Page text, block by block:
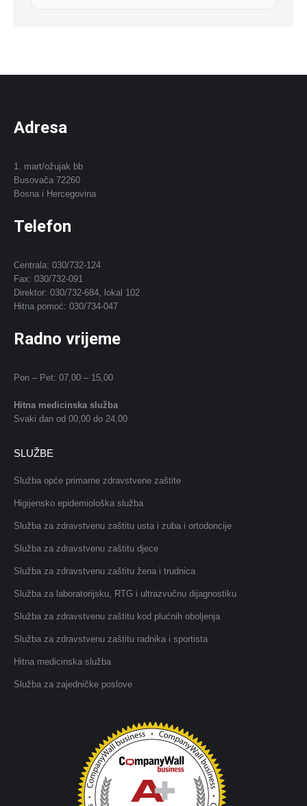
Adresa
1. mart/ožujak bb
Busovača 72260
Bosna i Hercegovina
Telefon
Centrala: 030/732-124
Fax: 030/732-091
Direktor: 030/732-684, lokal 102
Hitna pomoć: 030/734-047
Radno vrijeme
Pon – Pet: 07,00 – 15,00
Hitna medicinska služba
Svaki dan od 00,00 do 24,00
SLUŽBE
Služba opće primarne zdravstvene zaštite
Higijensko epidemiološka služba
Služba za zdravstvenu zaštitu usta i zuba i ortodoncije
Služba za zdravstvenu zaštitu djece
Služba za zdravstvenu zaštitu žena i trudnica
Služba za laboratorijsku, RTG i ultrazvučnu dijagnostiku
Služba za zdravstvenu zaštitu kod plućnih oboljenja
Služba za zdravstvenu zaštitu radnika i sportista
Hitna medicinska služba
Služba za zajedničke poslove